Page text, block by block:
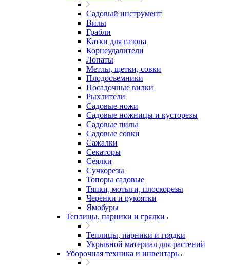
Садовый инструмент
Вилы
Грабли
Катки для газона
Корнеудалители
Лопаты
Метлы, щетки, совки
Плодосъемники
Посадочные вилки
Рыхлители
Садовые ножи
Садовые ножницы и кусторезы
Садовые пилы
Садовые совки
Сажалки
Секаторы
Сеялки
Сучкорезы
Топоры садовые
Тяпки, мотыги, плоскорезы
Черенки и рукоятки
Ямобуры
Теплицы, парники и грядки
Теплицы, парники и грядки
Укрывной материал для растений
Уборочная техника и инвентарь